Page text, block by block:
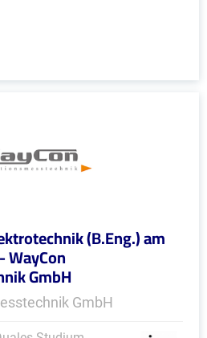
(B.Eng.) am
WayCon
GmbH
GmbH